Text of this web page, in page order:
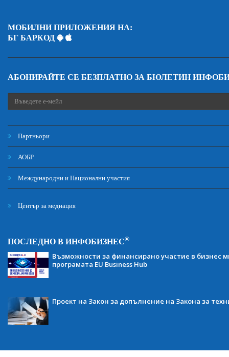
МОБИЛНИ ПРИЛОЖЕНИЯ НА:
БГ БАРКОД
АБОНИРАЙТЕ СЕ БЕЗПЛАТНО ЗА БЮЛЕТИН
Партньори
АОБР
Международни и Национални участия
Център за медиация
ПОСЛЕДНО В ИНФОБИЗНЕС®
Възможности за финансирано участие в бизнес
програмата EU Business Hub
Проект на Закон за допълнение на Закона за